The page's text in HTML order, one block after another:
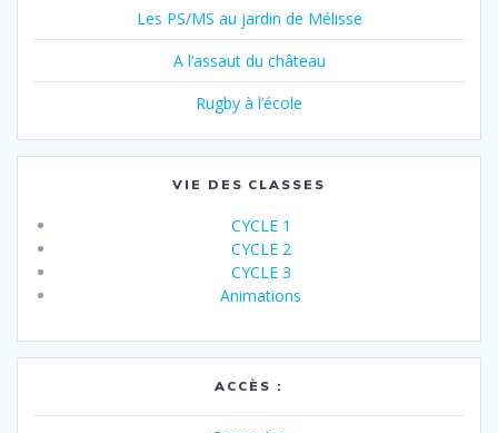
Les PS/MS au jardin de Mélisse
A l’assaut du château
Rugby à l’école
VIE DES CLASSES
CYCLE 1
CYCLE 2
CYCLE 3
Animations
ACCÈS :